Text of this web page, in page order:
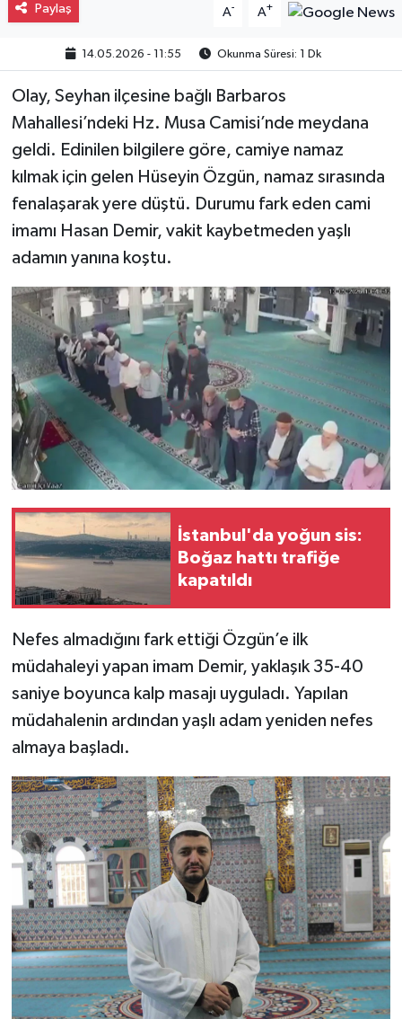
Paylaş A- A+
14.05.2026 - 11:55 Okunma Süresi: 1 Dk
Olay, Seyhan ilçesine bağlı Barbaros
Mahallesi’ndeki Hz. Musa Camisi’nde meydana
geldi. Edinilen bilgilere göre, camiye namaz
kılmak için gelen Hüseyin Özgün, namaz sırasında
fenalaşarak yere düştü. Durumu fark eden cami
imamı Hasan Demir, vakit kaybetmeden yaşlı
adamın yanına koştu.
İstanbul'da yoğun sis:
Boğaz hattı trafiğe
kapatıldı
Nefes almadığını fark ettiği Özgün’e ilk
müdahaleyi yapan imam Demir, yaklaşık 35-40
saniye boyunca kalp masajı uyguladı. Yapılan
müdahalenin ardından yaşlı adam yeniden nefes
almaya başladı.